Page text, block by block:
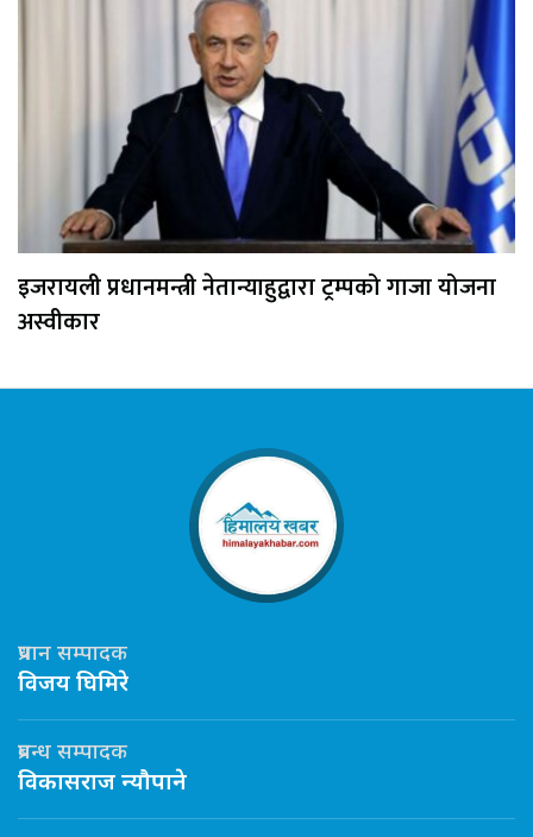
इजरायली प्रधानमन्त्री नेतान्याहुद्वारा ट्रम्पको गाजा योजना
अस्वीकार
प्रधान सम्पादक
विजय घिमिरे
प्रबन्ध सम्पादक
विकासराज न्यौपाने